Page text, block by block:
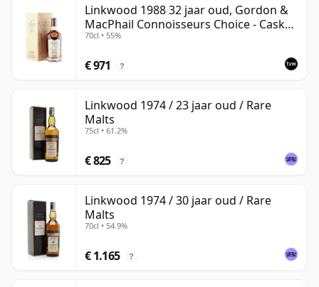
Linkwood 1988 32 jaar oud, Gordon &
MacPhail Connoisseurs Choice - Cask
2779
70cl • 55%
€ 971 ?
Linkwood 1974 / 23 jaar oud / Rare
Malts
75cl • 61.2%
€ 825 ?
Linkwood 1974 / 30 jaar oud / Rare
Malts
70cl • 54.9%
€ 1.165 ?